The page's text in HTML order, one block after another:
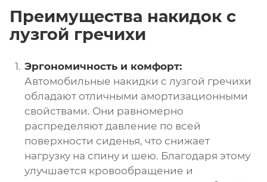
Преимущества накидок с
лузгой гречихи
Эргономичность и комфорт:
Автомобильные накидки с лузгой гречихи
обладают отличными амортизационными
свойствами. Они равномерно
распределяют давление по всей
поверхности сиденья, что снижает
нагрузку на спину и шею. Благодаря этому
улучшается кровообращение и